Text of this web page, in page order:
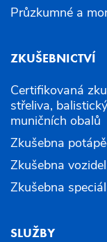
Průzkumné a
ZKUŠEBNICTVÍ
Certifikovaná
střeliva,
muničních obalů
Zkušebna
Zkušebna vozidel
Zkušebna
SLUŽBY